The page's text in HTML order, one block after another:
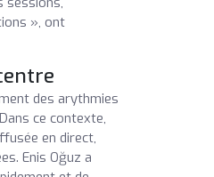
», ont
des arythmies
ce contexte,
en direct,
Enis Oğuz a